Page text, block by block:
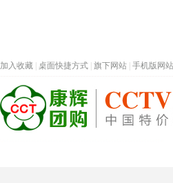
加入收藏 桌面快捷方式 旗下网站 手机版网站